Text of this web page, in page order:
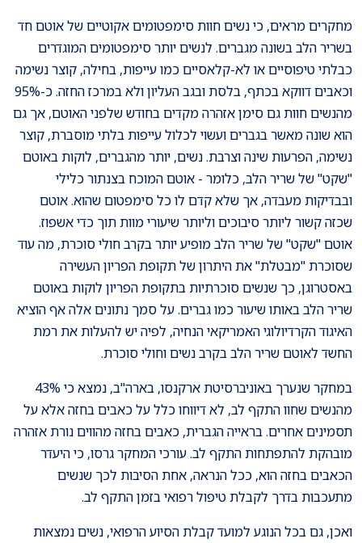
מחקרים מראים, כי נשים חוות סימפטומים אקוטיים של אוטם חד
בשריר הלב בשונה מגברים. לנשים יותר סימפטומים המוגדרים
כבלתי טיפוסיים או לא-קלאסיים כמו עייפות, בחילה, קוצר נשימה
וכאבים דווקא בכתף, בלסת ובגב העליון ולא במרכז החזה. כ-95%
מהנשים חוות גם סימן אזהרה מקדים בחודש שלפני האוטם, אך גם
הוא שונה מאשר בגברים ועשוי לכלול עייפות בלתי מוסברת, קוצר
נשימה, הפרעות שינה וצרבת. נשים, יותר מהגברים, לוקות באוטם
"שקט" של שריר הלב, כלומר - אוטם המוכח בצנתור כלילי
ובבדיקות מעבדה, אך שלא קדם לו כל סימפטום שהוא. אוטם
שכזה קשור ליותר סיבוכים וליותר שיעורי מוות תוך כדי אשפוז.
אוטם "שקט" של שריר הלב מופיע יותר בקרב חולי סוכרת, מה עוד
שסוכרת "מבטלת" את היתרון של תקופת הפריון העשירה
באסטרוגן, כך שנשים סוכרתיות בתקופת הפריון לוקות באוטם
שריר הלב באותו שיעור כמו גברים. על סמך נתונים אלה אף הוציא
האיגוד הקרדיולוגי האמריקאי הנחיה, לפיה יש להעלות את רמת
החשד לאוטם שריר הלב בקרב נשים וחולי סוכרת.
במחקר שנערך באוניברסיטת ארקנסו, בארה"ב, נמצא כי 43%
מהנשים שחוו התקף לב, לא דיווחו כלל על כאבים בחזה אלא על
תסמינים אחרים. בראייה הגברית, כאבים בחזה מהווים נורת אזהרה
מובהקת להתפתחות התקף לב. עורכי המחקר גרסו, כי היעדר
הכאבים בחזה הוא, ככל הנראה, אחת הסיבות לכך שנשים
מתעכבות בדרך לקבלת טיפול רפואי בזמן התקף לב.
ואכן, גם בכל הנוגע למועד קבלת הסיוע הרפואי, נשים נמצאות